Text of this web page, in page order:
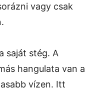
vagy csak
saját stég. A
hangulata van a
vízen. Itt